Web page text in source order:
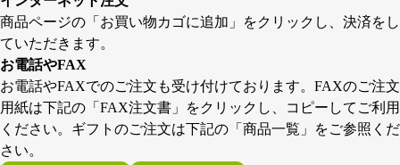
す
す
ョ
ン
は
商
品
ペ
ー
商品ページの「お買い物カゴに追加」をクリックし、決済をし
ていただきます。
お電話やFAX
お電話やFAXでのご注文も受け付けております。FAXのご注文
用紙は下記の「FAX注文書」をクリックし、コピーしてご利用
ください。ギフトのご注文は下記の「商品一覧」をご参照くだ
さい。